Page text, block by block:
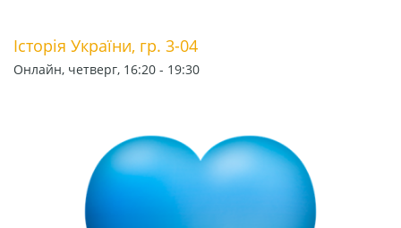
Історія України, гр. 3-04
Онлайн, четверг, 16:20 - 19:30